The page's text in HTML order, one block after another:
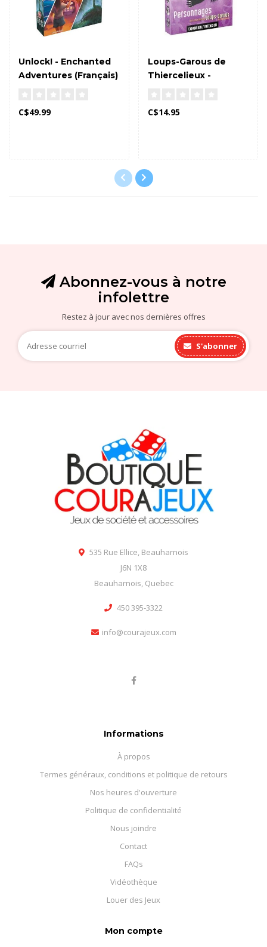
Unlock! - Enchanted
Adventures (Français)
C$49.99
Loups-Garous de
Thiercelieux -
(Bilingue)
C$14.95
Abonnez-vous à notre
infolettre
Restez à jour avec nos dernières offres
S'abonner
535 Rue Ellice, Beauharnois
J6N 1X8
Beauharnois, Quebec
450 395-3322
info@courajeux.com
Informations
À propos
Termes généraux, conditions et politique de retours
Nos heures d'ouverture
Politique de confidentialité
Nous joindre
Contact
FAQs
Vidéothèque
Louer des Jeux
Mon compte